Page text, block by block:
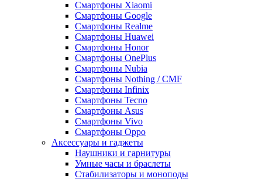
Смартфоны Xiaomi
Смартфоны Google
Смартфоны Realme
Смартфоны Huawei
Смартфоны Honor
Смартфоны OnePlus
Смартфоны Nubia
Смартфоны Nothing / CMF
Смартфоны Infinix
Смартфоны Tecno
Смартфоны Asus
Смартфоны Vivo
Смартфоны Oppo
Аксессуары и гаджеты
Наушники и гарнитуры
Умные часы и браслеты
Стабилизаторы и моноподы